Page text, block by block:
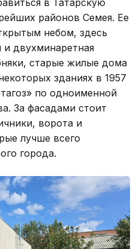
районов Семея. Ее
небом, здесь
и двухминаретная
старые жилые дома
зданиях в 1957
по одноименной
За фасадами стоит
ворота и
лучше всего
города.